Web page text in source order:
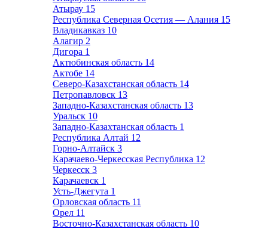
Атырау 15
Республика Северная Осетия — Алания 15
Владикавказ 10
Алагир 2
Дигора 1
Актюбинская область 14
Актобе 14
Северо-Казахстанская область 14
Петропавловск 13
Западно-Казахстанская область 13
Уральск 10
Западно-Казахтанская область 1
Республика Алтай 12
Горно-Алтайск 3
Карачаево-Черкесская Республика 12
Черкесск 3
Карачаевск 1
Усть-Джегута 1
Орловская область 11
Орел 11
Восточно-Казахстанская область 10